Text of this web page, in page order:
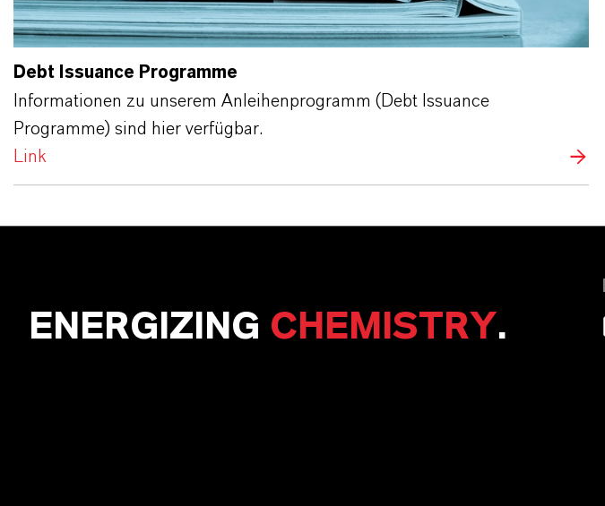
Debt Issuance Programme
Informationen zu unserem Anleihenprogramm (Debt Issuance
Programme) sind hier verfügbar.
Link
ENERGIZING CHEMISTRY.